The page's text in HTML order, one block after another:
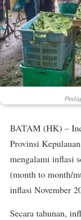
BATAM (HK) –
Provinsi
mengalami inflasi
(month to month/
inflasi November
Secara tahunan,